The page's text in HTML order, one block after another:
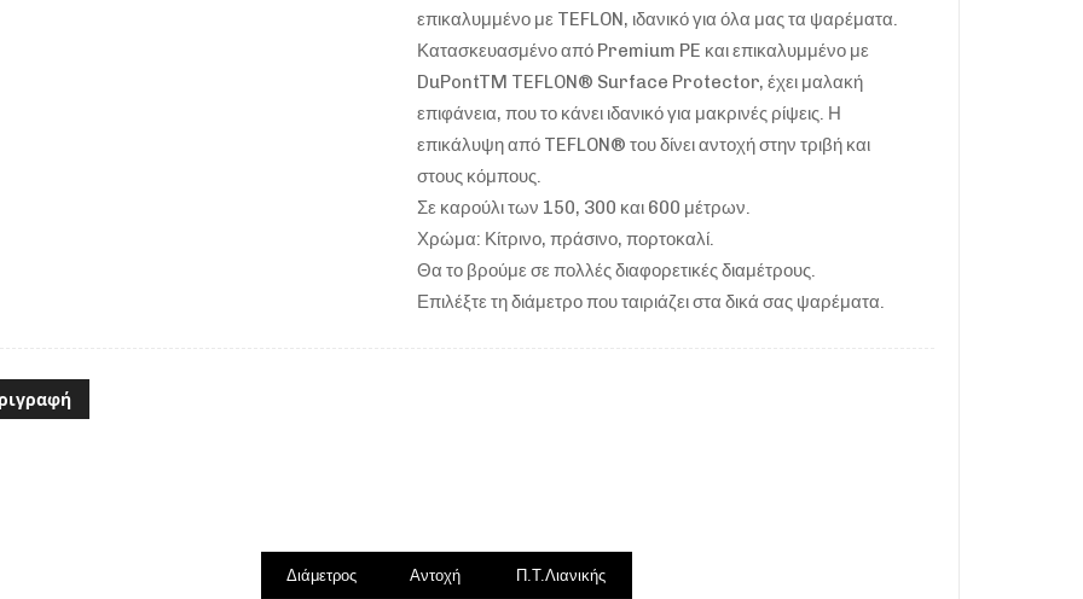
επικαλυμμένο με TEFLON, ιδανικό για όλα μας τα ψαρέματα.
Κατασκευασμένο από Premium PE και επικαλυμμένο με
DuPontTM TEFLON® Surface Protector, έχει μαλακή
επιφάνεια, που το κάνει ιδανικό για μακρινές ρίψεις. Η
επικάλυψη από TEFLON® του δίνει αντοχή στην τριβή και
στους κόμπους.
Σε καρούλι των 150, 300 και 600 μέτρων.
Χρώμα: Κίτρινο, πράσινο, πορτοκαλί.
Θα το βρούμε σε πολλές διαφορετικές διαμέτρους.
Επιλέξτε τη διάμετρο που ταιριάζει στα δικά σας ψαρέματα.
Διάμετρος Αντοχή Π.Τ.Λιανικής